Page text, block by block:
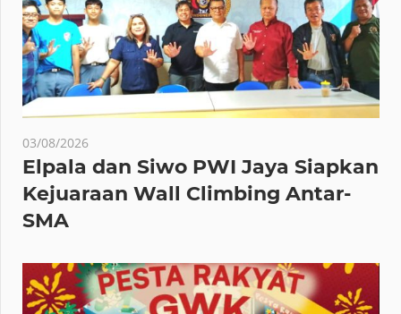
03/08/2026
Elpala dan Siwo PWI Jaya Siapkan
Kejuaraan Wall Climbing Antar-
SMA